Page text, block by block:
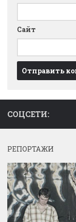
Сайт
СОЦСЕТИ:
РЕПОРТАЖИ